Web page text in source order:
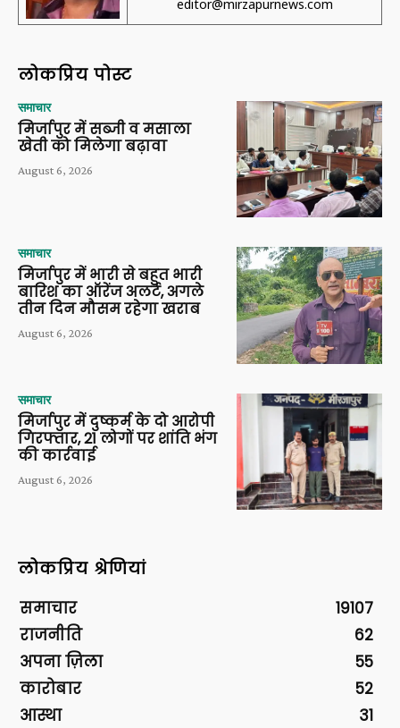
editor@mirzapurnews.com
लोकप्रिय पोस्ट
समाचार
मिर्जापुर में सब्जी व मसाला
खेती को मिलेगा बढ़ावा
August 6, 2026
समाचार
मिर्जापुर में भारी से बहुत भारी
बारिश का ऑरेंज अलर्ट, अगले
तीन दिन मौसम रहेगा खराब
August 6, 2026
समाचार
मिर्जापुर में दुष्कर्म के दो आरोपी
गिरफ्तार, 21 लोगों पर शांति भंग
की कार्रवाई
August 6, 2026
लोकप्रिय श्रेणियां
समाचार
19107
राजनीति
62
अपना ज़िला
55
कारोबार
52
आस्था
31